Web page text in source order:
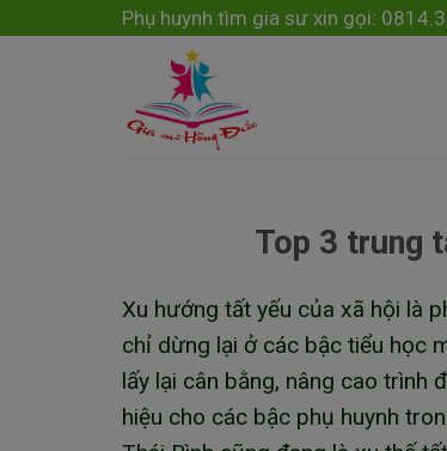
to
Phụ huynh tìm gia sư xin gọi:
Top 3 trung
Xu hướng tất yếu của xã hội là
chỉ dừng lại ở các bậc tiểu học
lấy lại cân bằng, nâng cao trình
hiệu cho các bậc phụ huynh